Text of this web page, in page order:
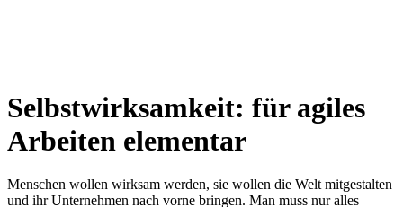
Selbstwirksamkeit: für agiles
Arbeiten elementar
Menschen wollen wirksam werden, sie wollen die Welt mitgestalten
und ihr Unternehmen nach vorne bringen. Man muss nur alles